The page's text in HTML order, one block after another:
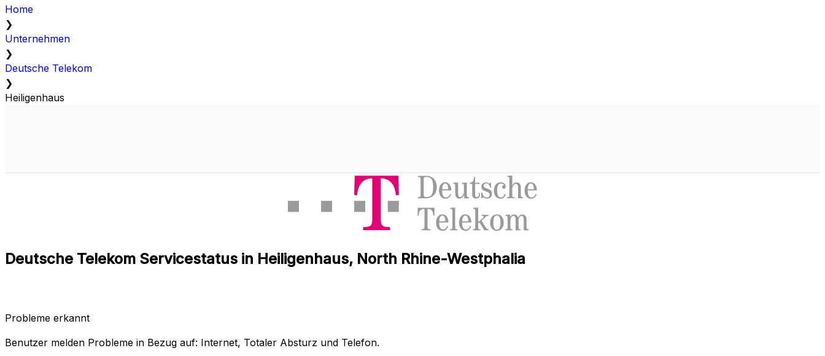
Home
❯
Unternehmen
❯
Deutsche Telekom
❯
Heiligenhaus
Deutsche Telekom Servicestatus in Heiligenhaus, North Rhine-Westphalia
Probleme erkannt
Benutzer melden Probleme in Bezug auf: Internet, Totaler Absturz und Telefon.